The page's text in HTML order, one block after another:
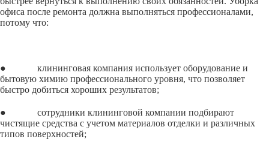
офиса после ремонта должна выполняться профессионалами,
потому что:
● клининговая компания использует оборудование и
бытовую химию профессионального уровня, что позволяет
быстро добиться хороших результатов;
● сотрудники клининговой компании подбирают
чистящие средства с учетом материалов отделки и различных
типов поверхностей;